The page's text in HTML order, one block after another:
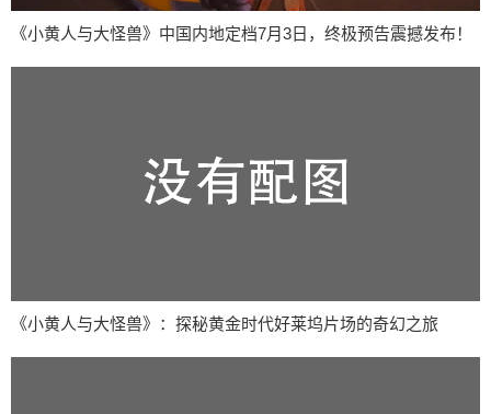
《小黄人与大怪兽》中国内地定档7月3日，终极预告震撼发布！
《小黄人与大怪兽》：探秘黄金时代好莱坞片场的奇幻之旅